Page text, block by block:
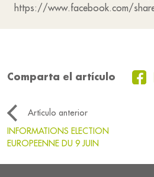
https://www.facebook.com/
Comparta el artículo
Artículo anterior
INFORMATIONS ELECTION
EUROPEENNE DU 9 JUIN